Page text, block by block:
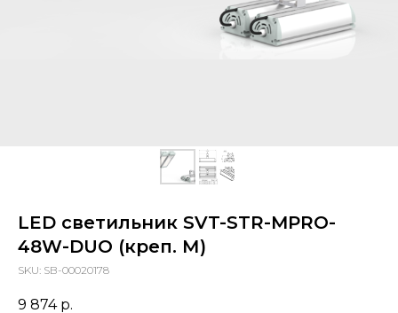
LED светильник SVT-STR-MPRO-
48W-DUO (креп. М)
SKU: SB-00020178
9 874 р.